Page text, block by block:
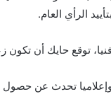
بتأييد الرأي العام.
فنيا، توقع حايك أن تكون
وإعلاميا تحدث عن